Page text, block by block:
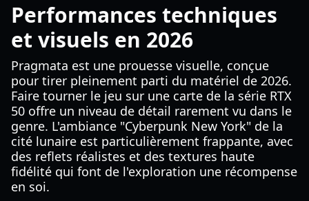
Performances techniques
et visuels en 2026
Pragmata est une prouesse visuelle, conçue
pour tirer pleinement parti du matériel de 2026.
Faire tourner le jeu sur une carte de la série RTX
50 offre un niveau de détail rarement vu dans le
genre. L'ambiance "Cyberpunk New York" de la
cité lunaire est particulièrement frappante, avec
des reflets réalistes et des textures haute
fidélité qui font de l'exploration une récompense
en soi.